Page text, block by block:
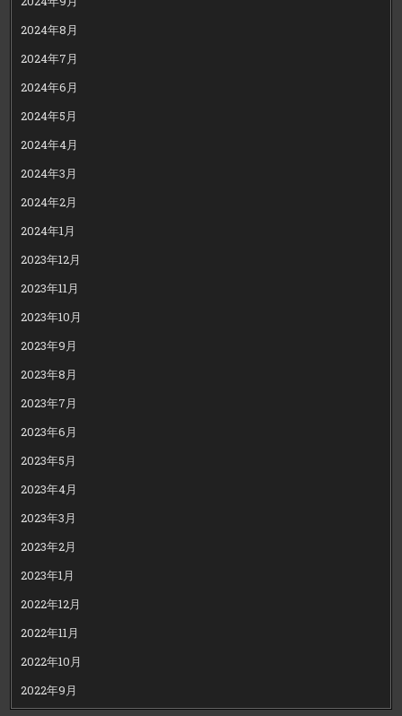
2024年8月
2024年7月
2024年6月
2024年5月
2024年4月
2024年3月
2024年2月
2024年1月
2023年12月
2023年11月
2023年10月
2023年9月
2023年8月
2023年7月
2023年6月
2023年5月
2023年4月
2023年3月
2023年2月
2023年1月
2022年12月
2022年11月
2022年10月
2022年9月